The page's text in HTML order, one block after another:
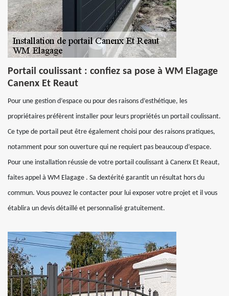
Portail coulissant : confiez sa pose à WM Elagage
Canenx Et Reaut
Pour une gestion d’espace ou pour des raisons d’esthétique, les
propriétaires préfèrent installer pour leurs propriétés un portail coulissant.
Ce type de portail peut être également choisi pour des raisons pratiques,
notamment pour son ouverture qui ne requiert pas beaucoup d’espace.
Pour une installation réussie de votre portail coulissant à Canenx Et Reaut,
faites appel à WM Elagage . Sa dextérité garantit un résultat hors du
commun. Vous pouvez le contacter pour lui exposer votre projet et il vous
établira un devis détaillé et personnalisé gratuitement.